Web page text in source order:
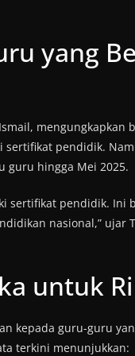
yang
mengungkapkan
pendidik.
guru hingga Mei 2025.
sertifikat pendidik. Ini
nasional,” ujar
untuk
kepada guru-guru
terkini menunjukkan: